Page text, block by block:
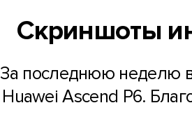
Скриншоты
За последнюю неделю
Huawei Ascend P6.